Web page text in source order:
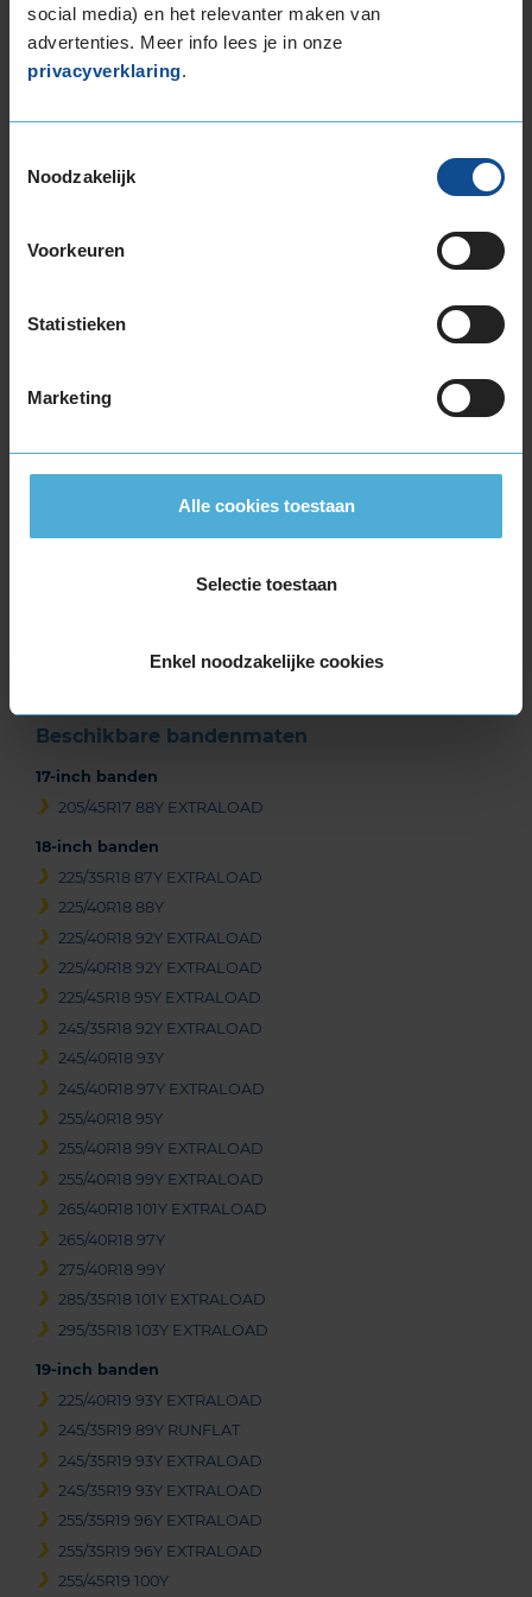
social media) en het relevanter maken van
advertenties. Meer info lees je in onze
privacyverklaring.
Noodzakelijk
Voorkeuren
Statistieken
Marketing
Alle cookies toestaan
Selectie toestaan
Enkel noodzakelijke cookies
bandenmaat omvang (inch)
Beschikbare bandenmaten
17-inch banden
205/45R17 88Y EXTRALOAD
18-inch banden
225/35R18 87Y EXTRALOAD
225/40R18 88Y
225/40R18 92Y EXTRALOAD
225/40R18 92Y EXTRALOAD
225/45R18 95Y EXTRALOAD
245/35R18 92Y EXTRALOAD
245/40R18 93Y
245/40R18 97Y EXTRALOAD
255/40R18 95Y
255/40R18 99Y EXTRALOAD
255/40R18 99Y EXTRALOAD
265/40R18 101Y EXTRALOAD
265/40R18 97Y
275/40R18 99Y
285/35R18 101Y EXTRALOAD
295/35R18 103Y EXTRALOAD
19-inch banden
225/40R19 93Y EXTRALOAD
245/35R19 89Y RUNFLAT
245/35R19 93Y EXTRALOAD
245/35R19 93Y EXTRALOAD
255/35R19 96Y EXTRALOAD
255/35R19 96Y EXTRALOAD
255/45R19 100Y